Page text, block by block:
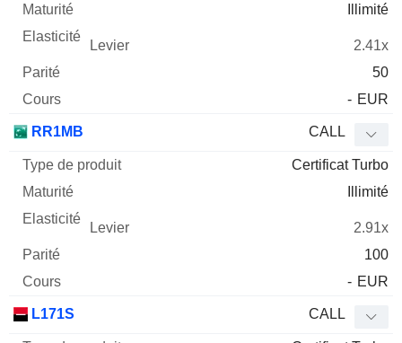
Illimité
2.41x
50
- EUR
RR1MB CALL
Certificat Turbo
Illimité
2.91x
100
- EUR
L171S CALL